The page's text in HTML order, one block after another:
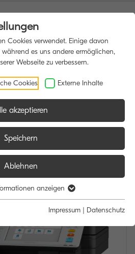
Cookies verwendet. Einige davon
es uns andere ermöglichen,
Webseite zu verbessern.
Cookies Externe Inhalte
akzeptieren
Speichern
Ablehnen
anzeigen
Impressum | Datenschutz